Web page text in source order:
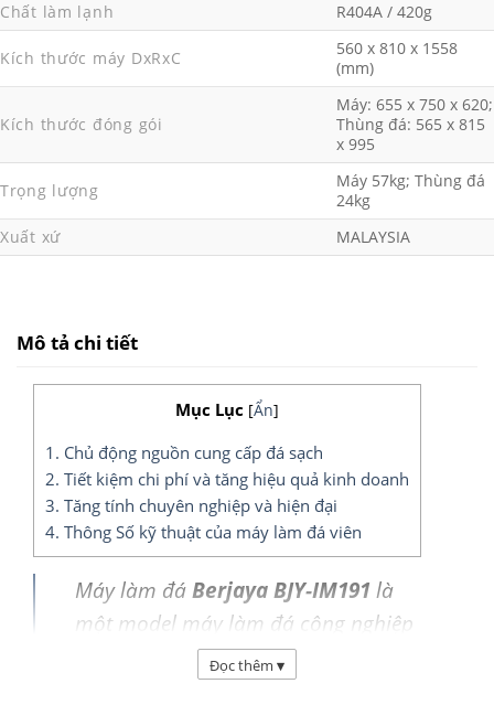
Chất làm lạnh
R404A / 420g
Kích thước máy DxRxC
560 x 810 x 1558
(mm)
Kích thước đóng gói
Máy: 655 x 750 x 620;
Thùng đá: 565 x 815
x 995
Trọng lượng
Máy 57kg; Thùng đá
24kg
Xuất xứ
MALAYSIA
Mô tả chi tiết
Mục Lục [Ẩn]
1. Chủ động nguồn cung cấp đá sạch
2. Tiết kiệm chi phí và tăng hiệu quả kinh doanh
3. Tăng tính chuyên nghiệp và hiện đại
4. Thông Số kỹ thuật của máy làm đá viên
Máy làm đáBerjaya BJY-IM191 là
một model máy làm đá công nghiệp
đến từ thương hiệu Berjaya của
Malaysia, được thiết kế để phục vụ
Đọc thêm ▾